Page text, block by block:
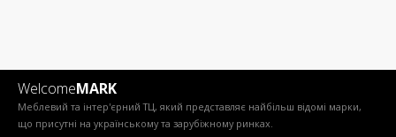
WelcomeMARK
Меблевий та інтер'єрний ТЦ, який представляє найбільш відомі марки,
що присутні на українському та зарубіжному ринках.